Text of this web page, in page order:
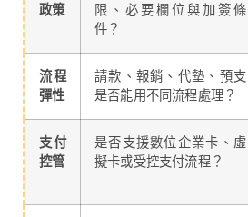
政策
限、必要欄位與加簽條
件？
流程
彈性
請款、報銷、代墊、預支
是否能用不同流程處理？
支付
控管
是否支援數位企業卡、虛
擬卡或受控支付流程？